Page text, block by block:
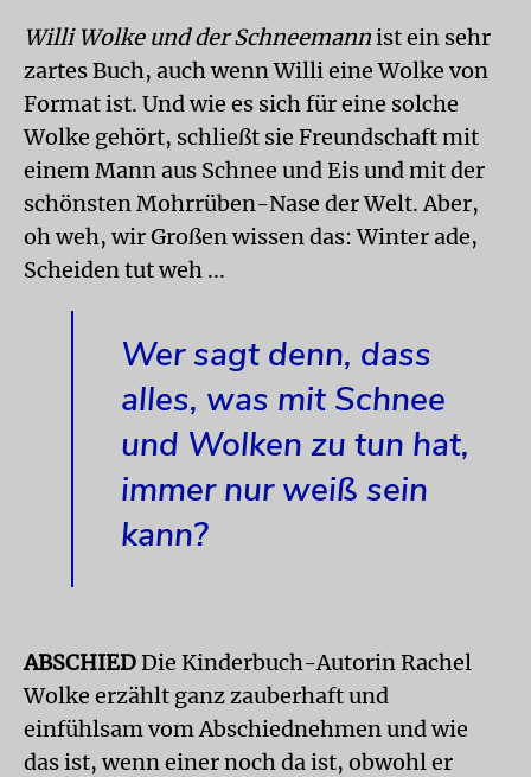
Willi Wolke und der Schneemannist ein sehr
zartes Buch, auch wenn Willi eine Wolke von
Format ist. Und wie es sich für eine solche
Wolke gehört, schließt sie Freundschaft mit
einem Mann aus Schnee und Eis und mit der
schönsten Mohrrüben-Nase der Welt. Aber,
oh weh, wir Großen wissen das: Winter ade,
Scheiden tut weh ...
Wer sagt denn, dass
alles, was mit Schnee
und Wolken zu tun hat,
immer nur weiß sein
kann?
ABSCHIED Die Kinderbuch-Autorin Rachel
Wolke erzählt ganz zauberhaft und
einfühlsam vom Abschiednehmen und wie
das ist, wenn einer noch da ist, obwohl er